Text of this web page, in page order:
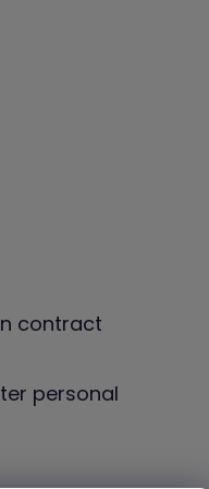
contract
personal